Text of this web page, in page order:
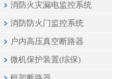
消防火灾漏电监控系统
消防防火门监控系统
户内高压真空断路器
微机保护装置(综保)